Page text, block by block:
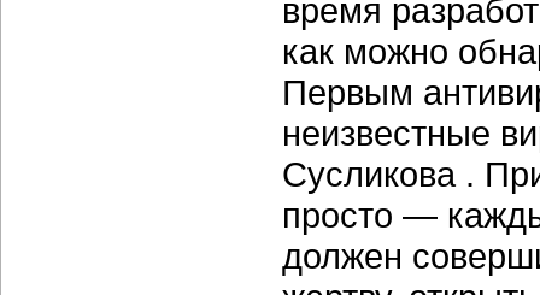
время
как можно
Первым
неизвестные
Сусликова .
просто —
должен